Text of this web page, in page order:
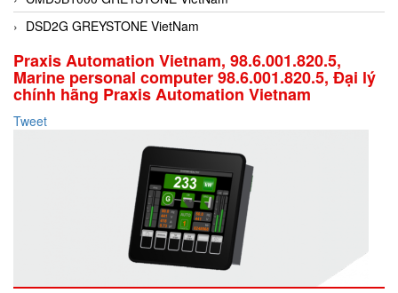
DSD2G GREYSTONE VietNam
Praxis Automation Vietnam, 98.6.001.820.5,
Marine personal computer 98.6.001.820.5, Đại lý
chính hãng Praxis Automation Vietnam
Tweet